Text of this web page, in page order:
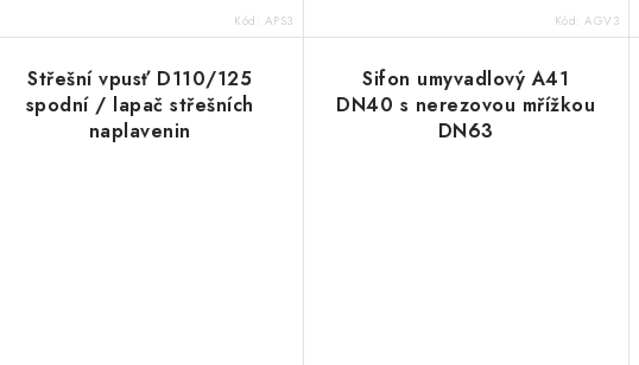
Kód: APS3 Kód:AGV3
Střešní vpusť D110/125
spodní / lapač střešních
naplavenin
Sifon umyvadlový A41
DN40 s nerezovou mřížkou
DN63